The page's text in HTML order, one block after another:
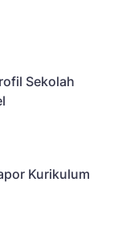
Sekolah
Kurikulum